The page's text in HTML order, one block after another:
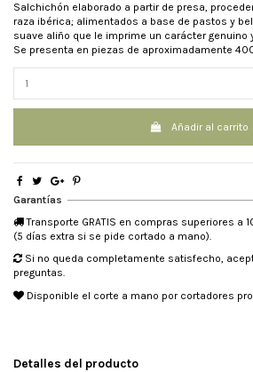
Salchichón elaborado a partir de presa,
raza ibérica; alimentados a base de pastos y
suave aliño que le imprime un carácter genuino
Se presenta en piezas de aproximadamente
Añadir al carrito
Garantías
Transporte GRATIS en compras superiores a
(5 días extra si se pide cortado a mano).
Si no queda completamente satisfecho,
preguntas.
Disponible el corte a mano por cortadores
Detalles del producto